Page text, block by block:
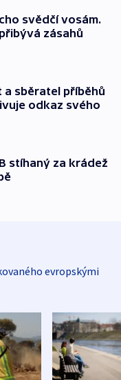
svědčí vosám.
zásahů
a sběratel příběhů
odkaz svého
stíhaný za krádež
evropskými